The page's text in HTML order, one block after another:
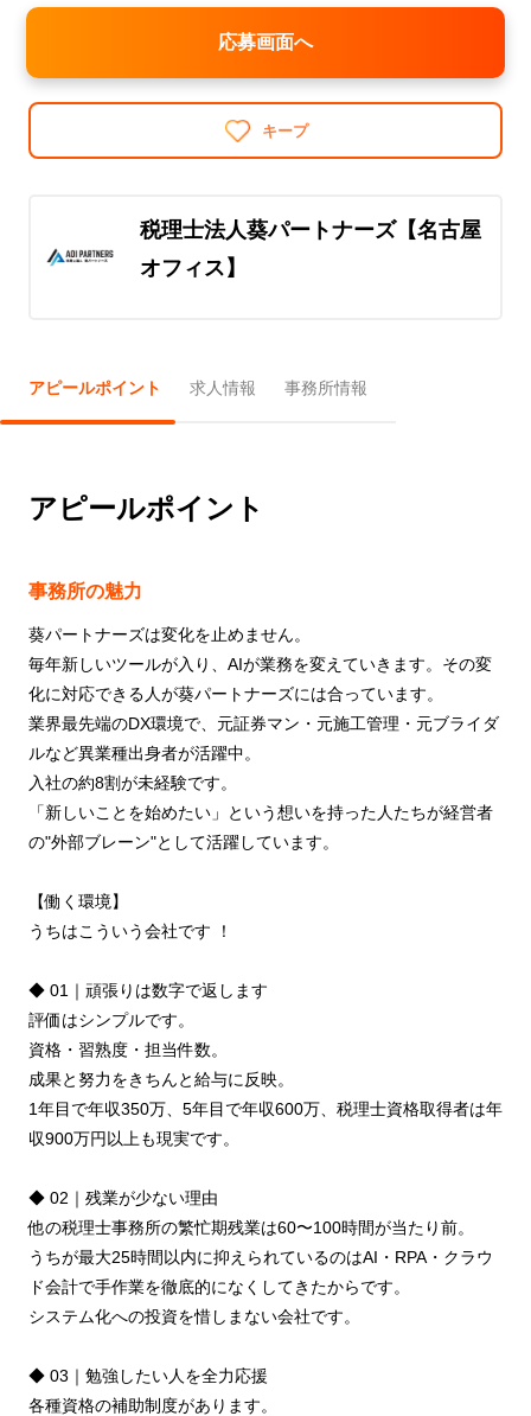
応募画面へ
キープ
税理士法人葵パートナーズ【名古屋
オフィス】
アピールポイント 求人情報 事務所情報
アピールポイント
事務所の魅力
葵パートナーズは変化を⽌めません。
毎年新しいツールが⼊り、AIが業務を変えていきます。その変
化に対応できる⼈が葵パートナーズには合っています。
業界最先端のDX環境で、元証券マン・元施⼯管理・元ブライダ
ルなど異業種出⾝者が活躍中。
⼊社の約8割が未経験です。
「新しいことを始めたい」という想いを持った⼈たちが経営者
の"外部ブレーン"として活躍しています。
【働く環境】
うちはこういう会社です ！
◆ 01｜頑張りは数字で返します
評価はシンプルです。
資格・習熟度・担当件数。
成果と努⼒をきちんと給与に反映。
1年⽬で年収350万、5年⽬で年収600万、税理⼠資格取得者は年
収900万円以上も現実です。
◆ 02｜残業が少ない理由
他の税理⼠事務所の繁忙期残業は60〜100時間が当たり前。
うちが最⼤25時間以内に抑えられているのはAI・RPA・クラウ
ド会計で⼿作業を徹底的になくしてきたからです。
システム化への投資を惜しまない会社です。
◆ 03｜勉強したい⼈を全⼒応援
各種資格の補助制度があります。